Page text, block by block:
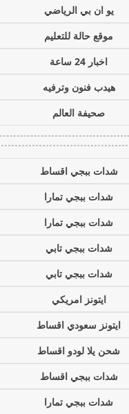
يو ان بي الرياضي
موقع حالة للتعليم
اخبار 24 ساعة
هيدب فنون وترفيه
صحيفة العالم
شدات ببجي اقساط
شدات ببجي تمارا
شدات ببجي تمارا
شدات ببجي تابي
شدات ببجي تابي
ايتونز امريكي
ايتونز سعودي اقساط
شحن يلا لودو اقساط
شدات ببجي اقساط
شدات ببجي تمارا